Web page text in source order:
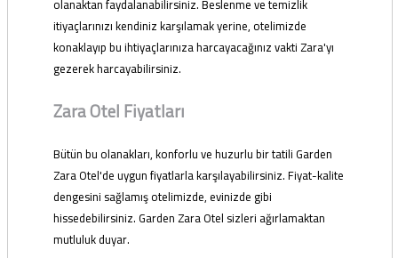
olanaktan faydalanabilirsiniz. Beslenme ve temizlik
itiyaçlarınızı kendiniz karşılamak yerine, otelimizde
konaklayıp bu ihtiyaçlarınıza harcayacağınız vakti Zara'yı
gezerek harcayabilirsiniz.
Zara Otel Fiyatları
Bütün bu olanakları, konforlu ve huzurlu bir tatili Garden
Zara Otel'de uygun fiyatlarla karşılayabilirsiniz. Fiyat-kalite
dengesini sağlamış otelimizde, evinizde gibi
hissedebilirsiniz. Garden Zara Otel sizleri ağırlamaktan
mutluluk duyar.